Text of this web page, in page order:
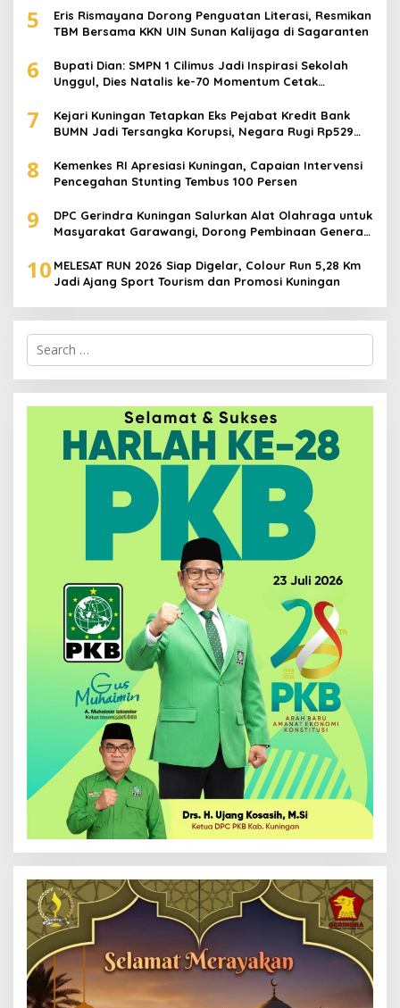
5
Eris Rismayana Dorong Penguatan Literasi, Resmikan
TBM Bersama KKN UIN Sunan Kalijaga di Sagaranten
6
Bupati Dian: SMPN 1 Cilimus Jadi Inspirasi Sekolah
Unggul, Dies Natalis ke-70 Momentum Cetak
7
Kejari Kuningan Tetapkan Eks Pejabat Kredit Bank
BUMN Jadi Tersangka Korupsi, Negara Rugi Rp529
8
Kemenkes RI Apresiasi Kuningan, Capaian Intervensi
Pencegahan Stunting Tembus 100 Persen
9
DPC Gerindra Kuningan Salurkan Alat Olahraga untuk
Masyarakat Garawangi, Dorong Pembinaan Generasi
10 MELESAT RUN 2026 Siap Digelar, Colour Run 5,28 Km
Jadi Ajang Sport Tourism dan Promosi Kuningan
Search
for: